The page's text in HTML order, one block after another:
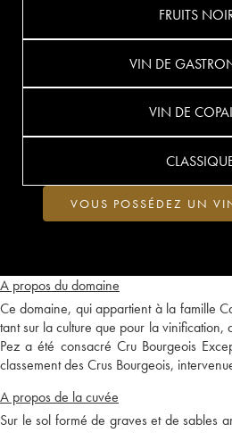
A propos du domaine
Ce domaine, qui appartient à la famille
tant sur la culture que pour la
Pez a été consacré Cru Bourgeois
classement des Crus Bourgeois,
A propos de la cuvée
Sur le sol formé de graves et de sables
FRUITS
VIN DE
VIN DE
VOUS POSSÉDEZ UN